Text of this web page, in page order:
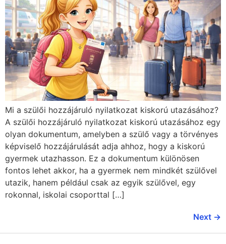
Mi a szülői hozzájáruló nyilatkozat kiskorú utazásához?
A szülői hozzájáruló nyilatkozat kiskorú utazásához egy
olyan dokumentum, amelyben a szülő vagy a törvényes
képviselő hozzájárulását adja ahhoz, hogy a kiskorú
gyermek utazhasson. Ez a dokumentum különösen
fontos lehet akkor, ha a gyermek nem mindkét szülővel
utazik, hanem például csak az egyik szülővel, egy
rokonnal, iskolai csoporttal […]
Next →